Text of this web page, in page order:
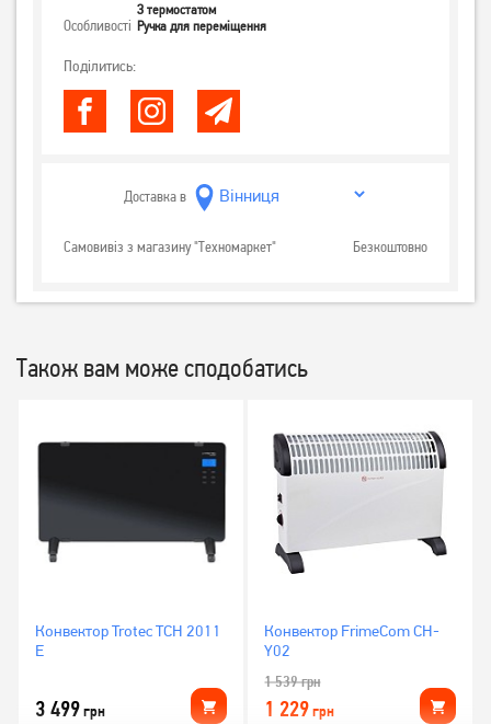
Особливості
З термостатом
Ручка для переміщення
Поділитись:
Доставка в
Самовивіз з магазину "Техномаркет" Безкоштовно
Також вам може сподобатись
Конвектор Trotec TCH 2011
E
3 499грн
Конвектор FrimeCom CH-
Y02
1 539грн
1 229грн